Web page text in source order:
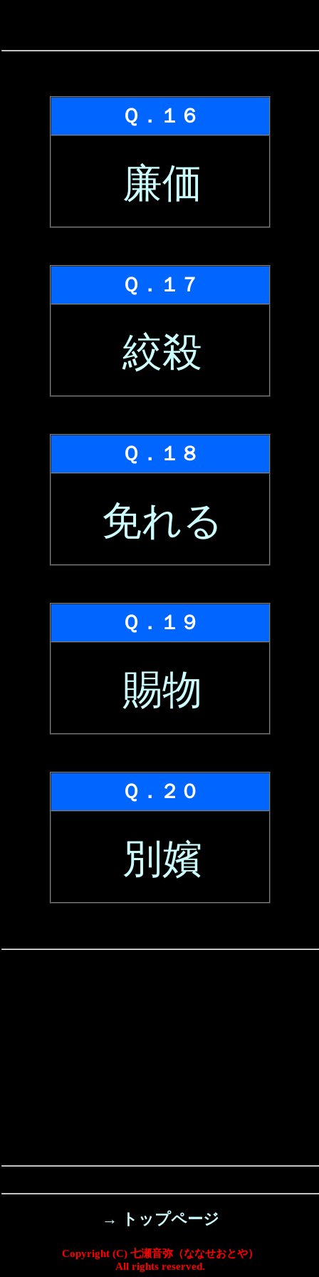
Ｑ．１６
廉価
Ｑ．１７
絞殺
Ｑ．１８
免れる
Ｑ．１９
賜物
Ｑ．２０
別嬪
→ トップページ
Copyright (C) 七瀬音弥（ななせおとや）
All rights reserved.